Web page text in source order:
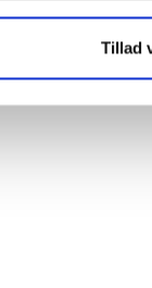
Tillad
udgivet